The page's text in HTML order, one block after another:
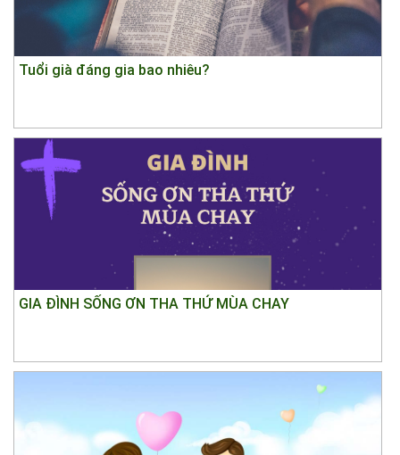
Tuổi già đáng gia bao nhiêu?
GIA ĐÌNH SỐNG ƠN THA THỨ MÙA CHAY